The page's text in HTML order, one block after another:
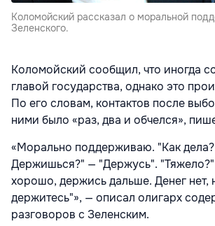
Коломойский рассказал о моральной
Зеленского.
Коломойский сообщил, что иногда
главой государства, однако это
По его словам, контактов после
ними было «раз, два и обчелся»,
«Морально поддерживаю. "Как
Держишься?" — "Держусь".
хорошо, держись дальше. Денег нет,
держитесь"», — описал олигарх
разговоров с Зеленским.